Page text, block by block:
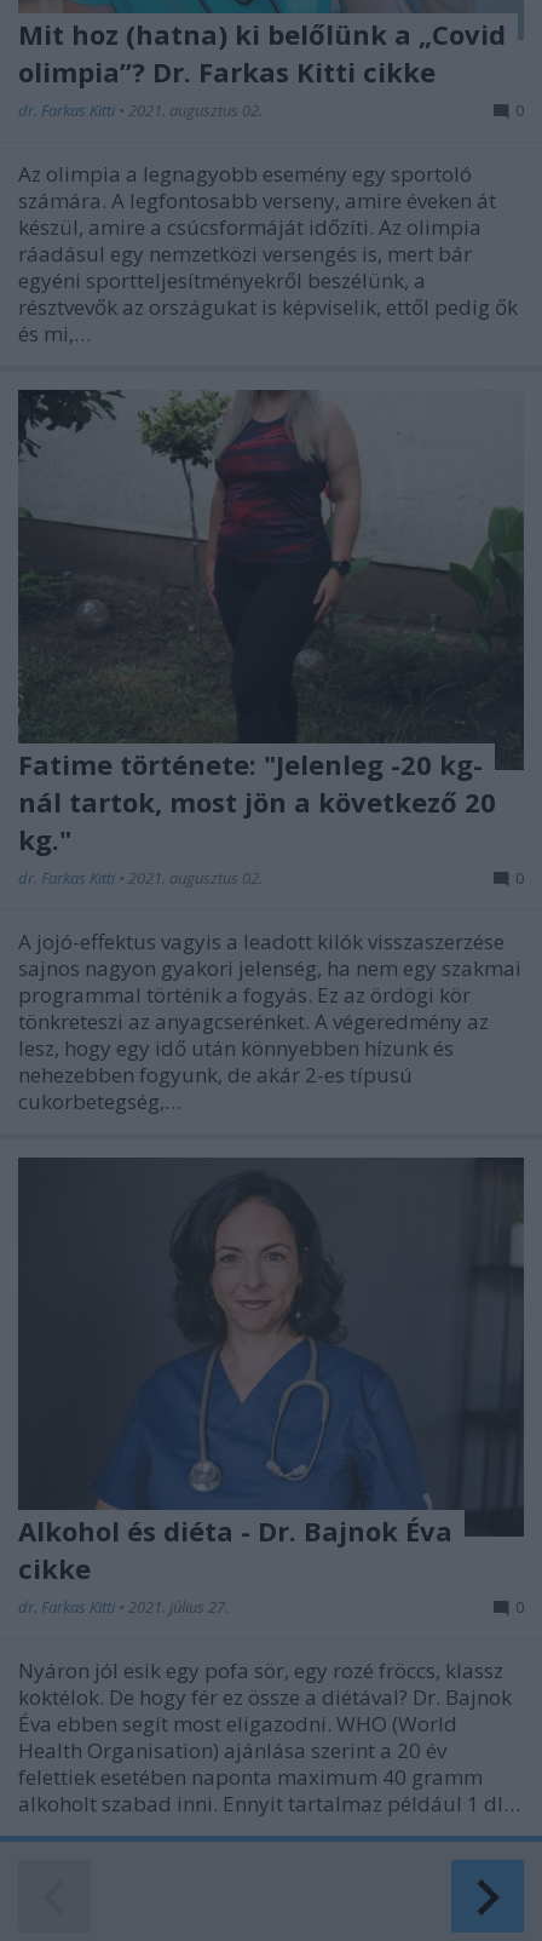
Mit hoz (hatna) ki belőlünk a „Covid
olimpia”? Dr. Farkas Kitti cikke
dr. Farkas Kitti • 2021. augusztus 02. 0
Az olimpia a legnagyobb esemény egy sportoló
számára. A legfontosabb verseny, amire éveken át
készül, amire a csúcsformáját időzíti. Az olimpia
ráadásul egy nemzetközi versengés is, mert bár
egyéni sportteljesítményekről beszélünk, a
résztvevők az országukat is képviselik, ettől pedig ők
és mi,…
Fatime története: "Jelenleg -20 kg-
nál tartok, most jön a következő 20
kg."
dr. Farkas Kitti • 2021. augusztus 02. 0
A jojó-effektus vagyis a leadott kilók visszaszerzése
sajnos nagyon gyakori jelenség, ha nem egy szakmai
programmal történik a fogyás. Ez az ördögi kör
tönkreteszi az anyagcserénket. A végeredmény az
lesz, hogy egy idő után könnyebben hízunk és
nehezebben fogyunk, de akár 2-es típusú
cukorbetegség,…
Alkohol és diéta - Dr. Bajnok Éva
cikke
dr. Farkas Kitti • 2021. július 27. 0
Nyáron jól esik egy pofa sör, egy rozé fröccs, klassz
koktélok. De hogy fér ez össze a diétával? Dr. Bajnok
Éva ebben segít most eligazodni. WHO (World
Health Organisation) ajánlása szerint a 20 év
felettiek esetében naponta maximum 40 gramm
alkoholt szabad inni. Ennyit tartalmaz például 1 dl…